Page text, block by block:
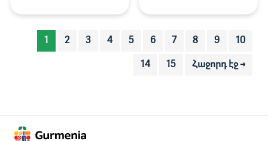
1 2 3 4 5 6 7 8 9 10
14 15 Հաջորդ էջ →